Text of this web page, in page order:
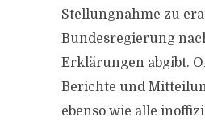
Stellungnahme zu
Bundesregierung
Erklärungen abgibt.
Berichte und
ebenso wie alle